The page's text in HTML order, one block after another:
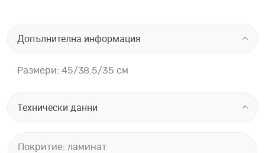
Допълнителна информация
Размери: 45/38.5/35 см
Технически данни
Покритие: ламинат